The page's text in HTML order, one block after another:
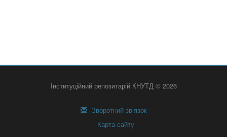
Інституційний репозитарій КНУТД © 2026
Зворотний зв’язок
Карта сайту